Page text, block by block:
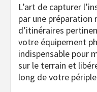
L’art de capturer
par une préparation
d’itinéraires
votre équipement
indispensable pour
sur le terrain et
long de votre